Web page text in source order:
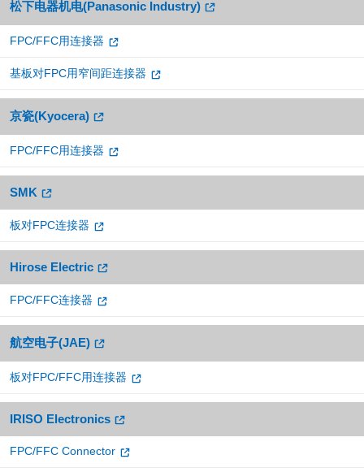
松下电器机电(Panasonic Industry)
FPC/FFC用连接器
基板对FPC用窄间距连接器
京瓷(Kyocera)
FPC/FFC用连接器
SMK
板对FPC连接器
Hirose Electric
FPC/FFC连接器
航空电子(JAE)
板对FPC/FFC用连接器
IRISO Electronics
FPC/FFC Connector